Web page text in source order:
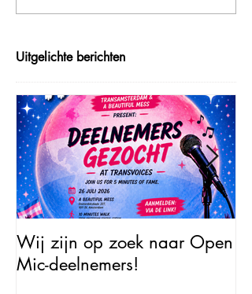
Uitgelichte berichten
Wij zijn op zoek naar Open
Mic-deelnemers!